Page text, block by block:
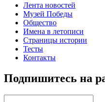
Лента новостей
Музей Победы
Общество
Имена в летописи
Страницы истории
Тесты
Контакты
Подпишитесь на